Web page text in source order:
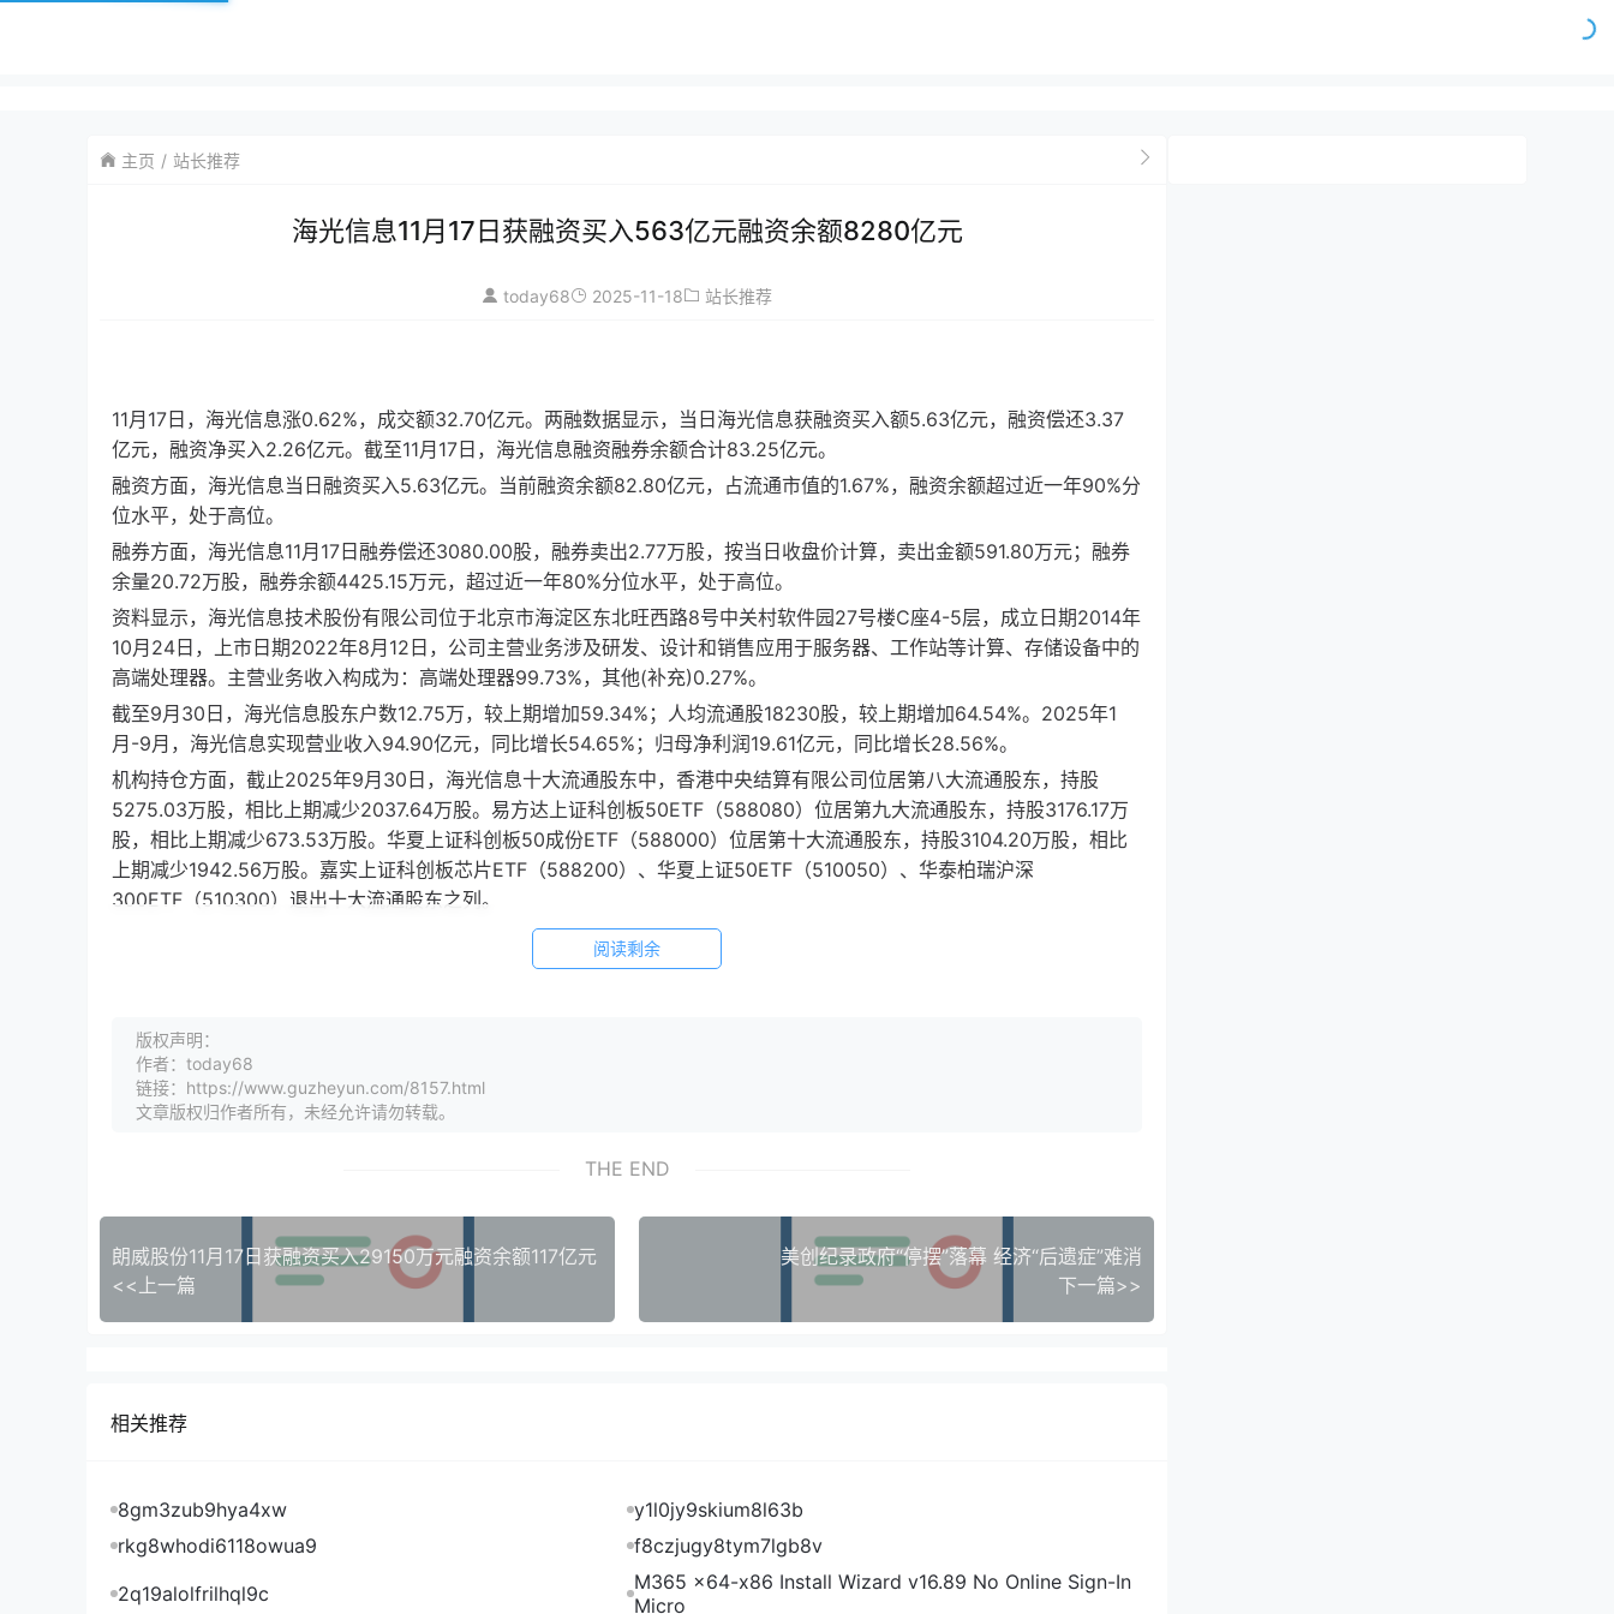
主页 站长推荐
海光信息11月17日获融资买入563亿元融资余额8280亿元
today68 2025-11-18 站长推荐
11月17日，海光信息涨0.62%，成交额32.70亿元。两融数据显示，当日海光信息获融资买入额5.63亿元，融资偿还3.37
亿元，融资净买入2.26亿元。截至11月17日，海光信息融资融券余额合计83.25亿元。
融资方面，海光信息当日融资买入5.63亿元。当前融资余额82.80亿元，占流通市值的1.67%，融资余额超过近一年90%分
位水平，处于高位。
融券方面，海光信息11月17日融券偿还3080.00股，融券卖出2.77万股，按当日收盘价计算，卖出金额591.80万元；融券
余量20.72万股，融券余额4425.15万元，超过近一年80%分位水平，处于高位。
资料显示，海光信息技术股份有限公司位于北京市海淀区东北旺西路8号中关村软件园27号楼C座4-5层，成立日期2014年
10月24日，上市日期2022年8月12日，公司主营业务涉及研发、设计和销售应用于服务器、工作站等计算、存储设备中的
高端处理器。主营业务收入构成为：高端处理器99.73%，其他(补充)0.27%。
截至9月30日，海光信息股东户数12.75万，较上期增加59.34%；人均流通股18230股，较上期增加64.54%。2025年1
月-9月，海光信息实现营业收入94.90亿元，同比增长54.65%；归母净利润19.61亿元，同比增长28.56%。
机构持仓方面，截止2025年9月30日，海光信息十大流通股东中，香港中央结算有限公司位居第八大流通股东，持股
5275.03万股，相比上期减少2037.64万股。易方达上证科创板50ETF（588080）位居第九大流通股东，持股3176.17万
股，相比上期减少673.53万股。华夏上证科创板50成份ETF（588000）位居第十大流通股东，持股3104.20万股，相比
上期减少1942.56万股。嘉实上证科创板芯片ETF（588200）、华夏上证50ETF（510050）、华泰柏瑞沪深
300ETF（510300）退出十大流通股东之列。
阅读剩余
版权声明：
作者：today68
链接：https://www.guzheyun.com/8157.html
文章版权归作者所有，未经允许请勿转载。
THE END
朗威股份11月17日获融资买入29150万元融资余额117亿元
<<上一篇
美创纪录政府“停摆”落幕 经济“后遗症”难消
下一篇>>
相关推荐
8gm3zub9hya4xw
y1l0jy9skium8l63b
rkg8whodi6118owua9
f8czjugy8tym7lgb8v
2q19alolfrilhql9c
M365 x64-x86 Install Wizard v16.89 No Online Sign-In
Micro